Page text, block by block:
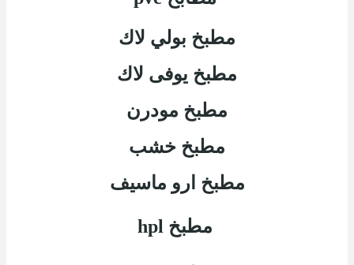
مطبخ بولي لاك
مطبخ يوفى لاك
مطبخ مودرن
مطبخ خشب
مطبخ ارو ماسيف
مطبخ hpl